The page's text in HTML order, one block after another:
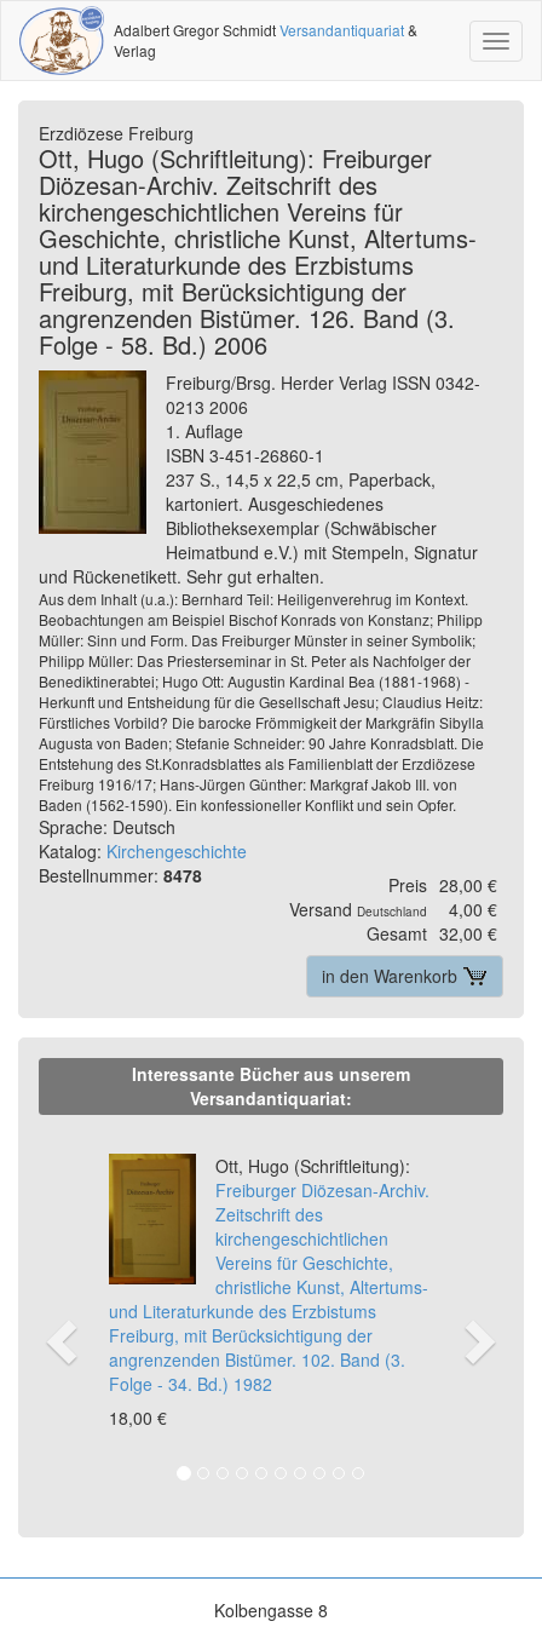
Adalbert Gregor SchmidtVersandantiquariat&
Verlag
Erzdiözese Freiburg
Ott, Hugo (Schriftleitung): Freiburger
Diözesan-Archiv. Zeitschrift des
kirchengeschichtlichen Vereins für
Geschichte, christliche Kunst, Altertums-
und Literaturkunde des Erzbistums
Freiburg, mit Berücksichtigung der
angrenzenden Bistümer. 126. Band (3.
Folge - 58. Bd.) 2006
Freiburg/Brsg. Herder Verlag ISSN 0342-
0213 2006
1. Auflage
ISBN 3-451-26860-1
237 S., 14,5 x 22,5 cm, Paperback,
kartoniert. Ausgeschiedenes
Bibliotheksexemplar (Schwäbischer
Heimatbund e.V.) mit Stempeln, Signatur
und Rückenetikett. Sehr gut erhalten.
Aus dem Inhalt (u.a.): Bernhard Teil: Heiligenverehrug im Kontext.
Beobachtungen am Beispiel Bischof Konrads von Konstanz; Philipp
Müller: Sinn und Form. Das Freiburger Münster in seiner Symbolik;
Philipp Müller: Das Priesterseminar in St. Peter als Nachfolger der
Benediktinerabtei; Hugo Ott: Augustin Kardinal Bea (1881-1968) -
Herkunft und Entsheidung für die Gesellschaft Jesu; Claudius Heitz:
Fürstliches Vorbild? Die barocke Frömmigkeit der Markgräfin Sibylla
Augusta von Baden; Stefanie Schneider: 90 Jahre Konradsblatt. Die
Entstehung des St.Konradsblattes als Familienblatt der Erzdiözese
Freiburg 1916/17; Hans-Jürgen Günther: Markgraf Jakob III. von
Baden (1562-1590). Ein konfessioneller Konflikt und sein Opfer.
Sprache: Deutsch
Katalog: Kirchengeschichte
Bestellnummer: 8478 Preis 28,00 €
Versand Deutschland
4,00 €
Gesamt 32,00 €
in den Warenkorb
Interessante Bücher aus unserem
Versandantiquariat:
Ott, Hugo (Schriftleitung):
Freiburger Diözesan-Archiv.
Zeitschrift des
kirchengeschichtlichen
Vereins für Geschichte,
christliche Kunst, Altertums-
und Literaturkunde des Erzbistums
Freiburg, mit Berücksichtigung der
angrenzenden Bistümer. 102. Band (3.
Folge - 34. Bd.) 1982
18,00 €
Previous
Kolbengasse 8